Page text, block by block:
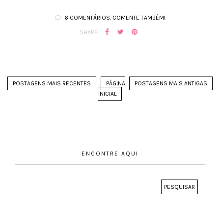
6 COMENTÁRIOS. COMENTE TAMBÉM!
SHARE:
POSTAGENS MAIS RECENTES POSTAGENS MAIS ANTIGAS
PÁGINA
INICIAL
ENCONTRE AQUI